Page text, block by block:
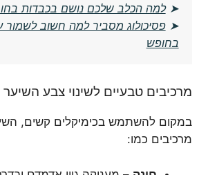
➤למה הכלב שלכם נושם בכבדות
➤פסיכולוג מסביר למה חשוב
בחופש
מרכיבים טבעיים לשינוי צבע השיער
במקום להשתמש בכימיקלים קשים,
מרכיבים כמו: